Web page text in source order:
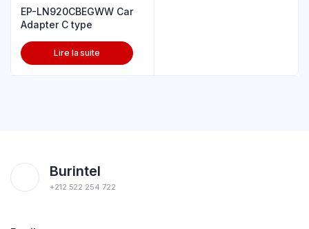
EP-LN920CBEGWW Car
Adapter C type
Lire la suite
Burintel
+212 522 254 722